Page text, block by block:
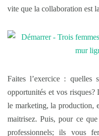
vite que la collaboration est
Faites l’exercice : quelles
opportunités et vos
le marketing, la production,
maitrisez. Puis, pour ce
professionnels; ils vous